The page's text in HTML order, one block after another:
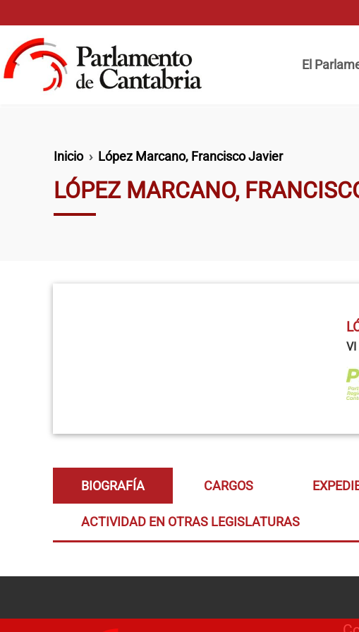
El
Ruta de navegación
Inicio López Marcano, Francisco Javier
LÓPEZ MARCANO,
VI
BIOGRAFÍA CARGOS
ACTIVIDAD EN OTRAS LEGISLATURAS